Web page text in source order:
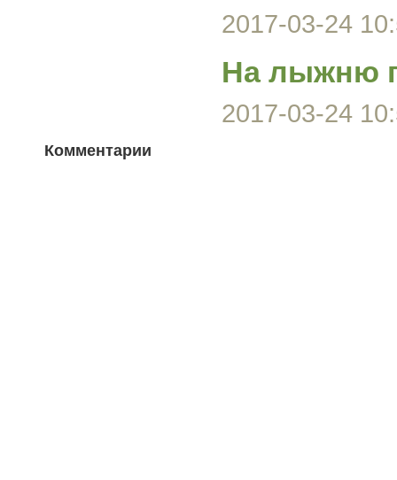
2017-03-24
На лыжню
2017-03-24
Комментарии